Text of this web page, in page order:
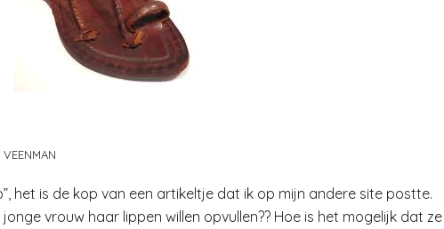
VEENMAN
het is de kop van een artikeltje dat ik op mijn andere site postte.
vrouw haar lippen willen opvullen?? Hoe is het mogelijk dat ze